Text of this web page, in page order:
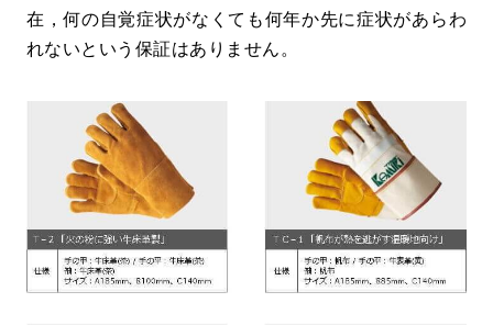
在，何の自覚症状がなくても何年か先に症状があらわ
れないという保証はありません。